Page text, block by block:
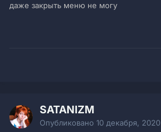
даже закрыть меню не могу
SATANIZM
Опубликовано 10 декабря, 2020